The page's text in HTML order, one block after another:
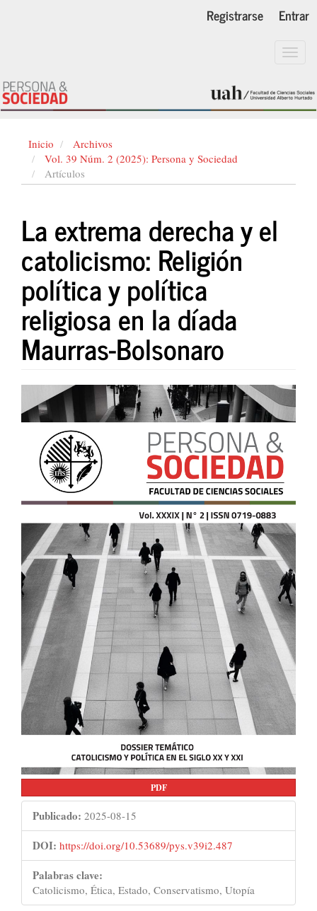
lateral
Registrarse
Entrar
Inicio
Archivos
Vol. 39 Núm. 2 (2025): Persona y Sociedad
Artículos
La extrema derecha y el
catolicismo: Religión
política y política
religiosa en la díada
Maurras-Bolsonaro
Barra
lateral
del
artículo
PDF
Publicado: 2025-08-15
DOI: https://doi.org/10.53689/pys.v39i2.487
Palabras clave:
Catolicismo, Ética, Estado, Conservatismo, Utopía